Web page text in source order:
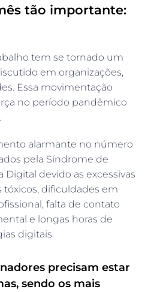
tão importante:
tem se tornado um
em organizações,
Essa movimentação
no período pandêmico
alarmante no número
pela Síndrome de
Digital devido as excessivas
tóxicos, dificuldades em
falta de contato
e longas horas de
digitais.
precisam estar
sendo os mais